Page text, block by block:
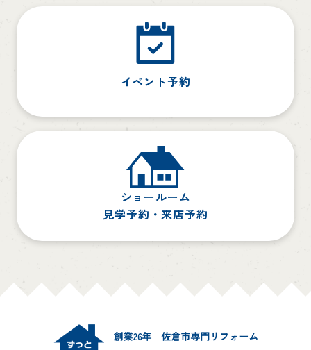
イベント予約
ショールーム
見学予約・来店予約